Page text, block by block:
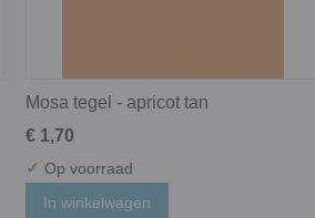
Mosa tegel - apricot tan
€ 1,70
✓ Op voorraad
In winkelwagen